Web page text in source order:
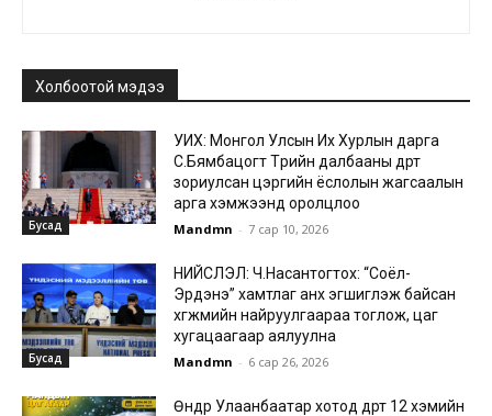
Холбоотой мэдээ
Бусад
УИХ: Монгол Улсын Их Хурлын дарга
С.Бямбацогт Төрийн далбааны өдөрт
зориулсан цэргийн ёслолын жагсаалын
арга хэмжээнд оролцлоо
Mandmn - 7 сар 10, 2026
Бусад
НИЙСЛЭЛ: Ч.Насантогтох: “Соёл-
Эрдэнэ” хамтлаг анх эгшиглэж байсан
хөгжмийн найруулгаараа тоглож, цаг
хугацаагаар аялуулна
Mandmn - 6 сар 26, 2026
Өнөөдөр Улаанбаатар хотод өдөртөө 12 хэмийн